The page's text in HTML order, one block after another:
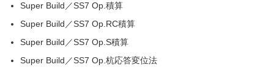
Super Build／SS7 Op.積算
Super Build／SS7 Op.RC積算
Super Build／SS7 Op.S積算
Super Build／SS7 Op.杭応答変位法